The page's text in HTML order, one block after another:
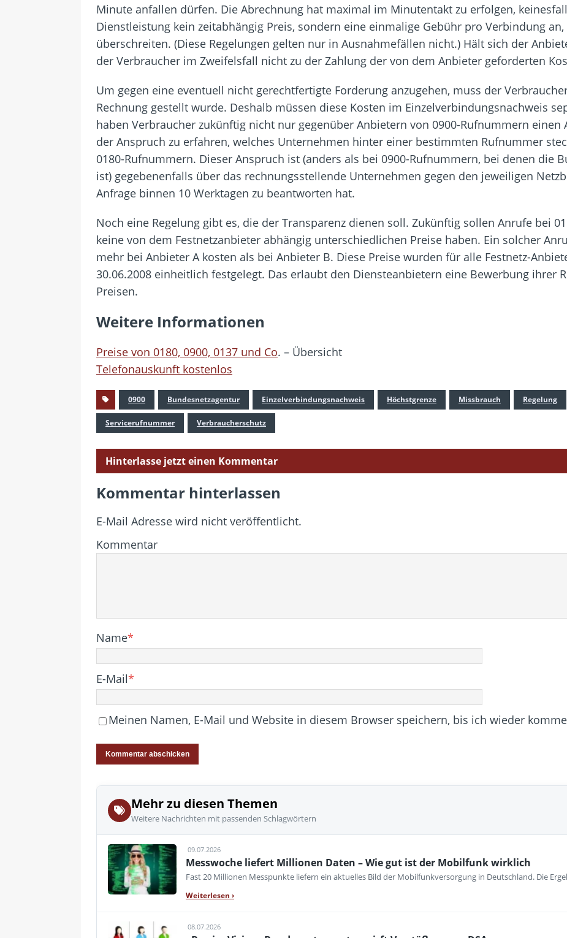
Minute anfallen dürfen. Die Abrechnung hat maximal im Minutentakt zu erfolgen,
Dienstleistung kein zeitabhängig Preis, sondern eine einmalige Gebühr pro Verbindung
überschreiten. (Diese Regelungen gelten nur in Ausnahmefällen nicht.) Hält sich der
der Verbraucher im Zweifelsfall nicht zu der Zahlung der von dem Anbieter geforderten
Um gegen eine eventuell nicht gerechtfertigte Forderung anzugehen, muss der
Rechnung gestellt wurde. Deshalb müssen diese Kosten im Einzelverbindungsnachweis
haben Verbraucher zukünftig nicht nur gegenüber Anbietern von 0900-Rufnummern
der Anspruch zu erfahren, welches Unternehmen hinter einer bestimmten Rufnummer
0180-Rufnummern. Dieser Anspruch ist (anders als bei 0900-Rufnummern, bei denen die
ist) gegebenenfalls über das rechnungsstellende Unternehmen gegen den jeweiligen
Anfrage binnen 10 Werktagen zu beantworten hat.
Noch eine Regelung gibt es, die der Transparenz dienen soll. Zukünftig sollen Anrufe bei
keine von dem Festnetzanbieter abhängig unterschiedlichen Preise haben. Ein solcher
mehr bei Anbieter A kosten als bei Anbieter B. Diese Preise wurden für alle Festnetz-
30.06.2008 einheitlich festgelegt. Das erlaubt den Diensteanbietern eine Bewerbung ihrer
Preisen.
Weitere Informationen
Preise von 0180, 0900, 0137 und Co. – Übersicht
Telefonauskunft kostenlos
0900 Bundesnetzagentur Einzelverbindungsnachweis Höchstgrenze Missbrauch Regelung
Servicerufnummer Verbraucherschutz
Hinterlasse jetzt einen Kommentar
Kommentar hinterlassen
E-Mail Adresse wird nicht veröffentlicht.
Kommentar
Name*
E-Mail*
Meinen Namen, E-Mail und Website in diesem Browser speichern, bis ich wieder
Mehr zu diesen Themen
Weitere Nachrichten mit passenden Schlagwörtern
09.07.2026
Messwoche liefert Millionen Daten – Wie gut ist der Mobilfunk wirklich
Fast 20 Millionen Messpunkte liefern ein aktuelles Bild der Mobilfunkversorgung in Deutschland. Die
Weiterlesen ›
08.07.2026